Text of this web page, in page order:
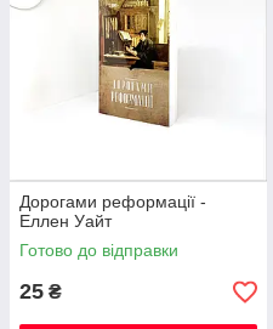
Дорогами реформації -
Еллен Уайт
Готово до відправки
25 ₴